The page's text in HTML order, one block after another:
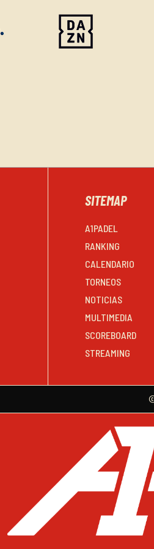
SITEMAP
A1PADEL
RANKING
CALENDARIO
TORNEOS
NOTICIAS
MULTIMEDIA
SCOREBOARD
STREAMING